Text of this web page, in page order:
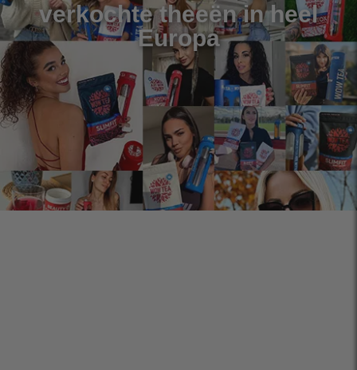
verkochte theeën in heel
Europa